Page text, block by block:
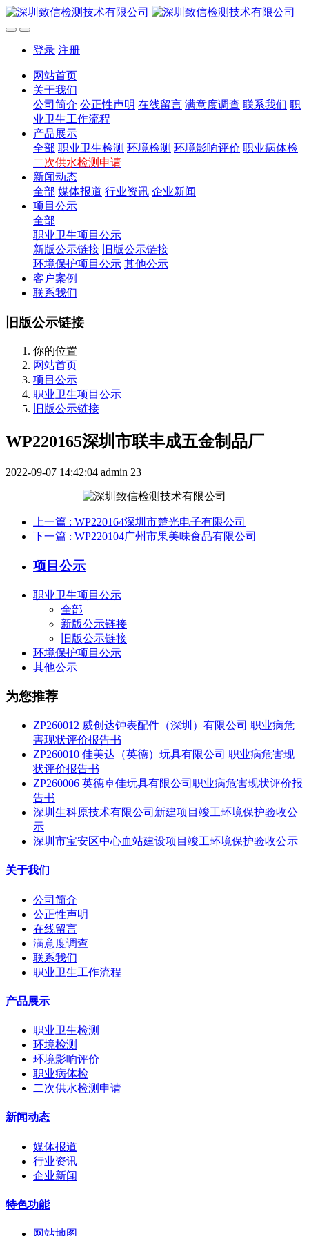
登录 注册
网站首页
关于我们
公司简介 公正性声明 在线留言 满意度调查 联系我们 职
业卫生工作流程
产品展示
全部 职业卫生检测 环境检测 环境影响评价 职业病体检
二次供水检测申请
新闻动态
全部 媒体报道 行业资讯 企业新闻
项目公示
全部
职业卫生项目公示
新版公示链接
旧版公示链接
环境保护项目公示 其他公示
客户案例
联系我们
旧版公示链接
你的位置
网站首页
项目公示
职业卫生项目公示
旧版公示链接
WP220165深圳市联丰成五金制品厂
2022-09-07 14:42:04 admin 23
上一篇 : WP220164深圳市楚光电子有限公司
下一篇 : WP220104广州市果美味食品有限公司
项目公示
职业卫生项目公示
全部
新版公示链接
旧版公示链接
环境保护项目公示
其他公示
为您推荐
ZP260012 威创达钟表配件（深圳）有限公司 职业病危
害现状评价报告书
ZP260010 佳美达（英德）玩具有限公司 职业病危害现
状评价报告书
ZP260006 英德卓佳玩具有限公司职业病危害现状评价报
告书
深圳生科原技术有限公司新建项目竣工环境保护验收公
示
深圳市宝安区中心血站建设项目竣工环境保护验收公示
关于我们
公司简介
公正性声明
在线留言
满意度调查
联系我们
职业卫生工作流程
产品展示
职业卫生检测
环境检测
环境影响评价
职业病体检
二次供水检测申请
新闻动态
媒体报道
行业资讯
企业新闻
特色功能